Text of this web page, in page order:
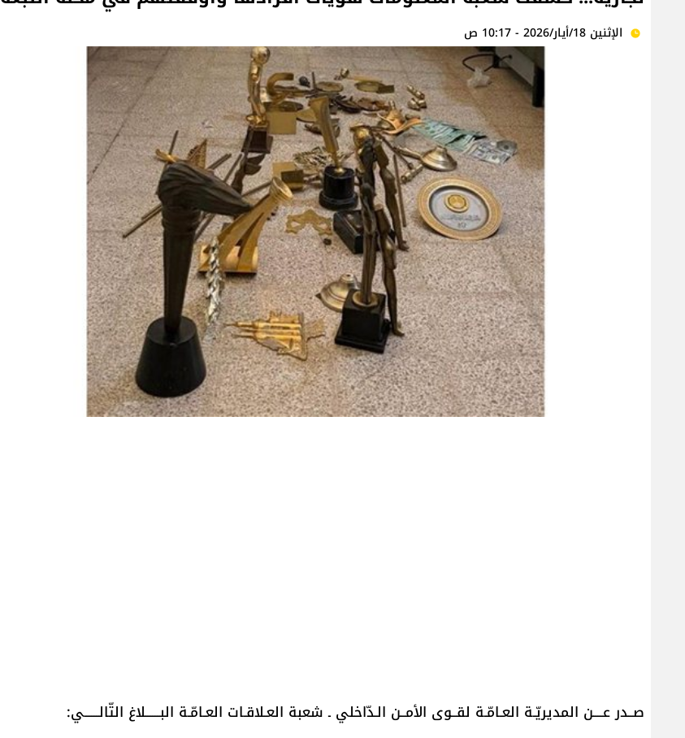
الإثنين 18/أيار/2026 - 10:17 ص
صــدر عــــن المديريّـة العـامّـة لقــوى الأمــن الـدّاخلي ـ شعبة العـلاقـات العـامّـة البــــــلاغ التّالــــــي: